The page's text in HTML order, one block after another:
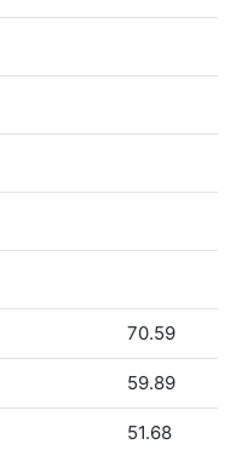
70.59
59.89
51.68